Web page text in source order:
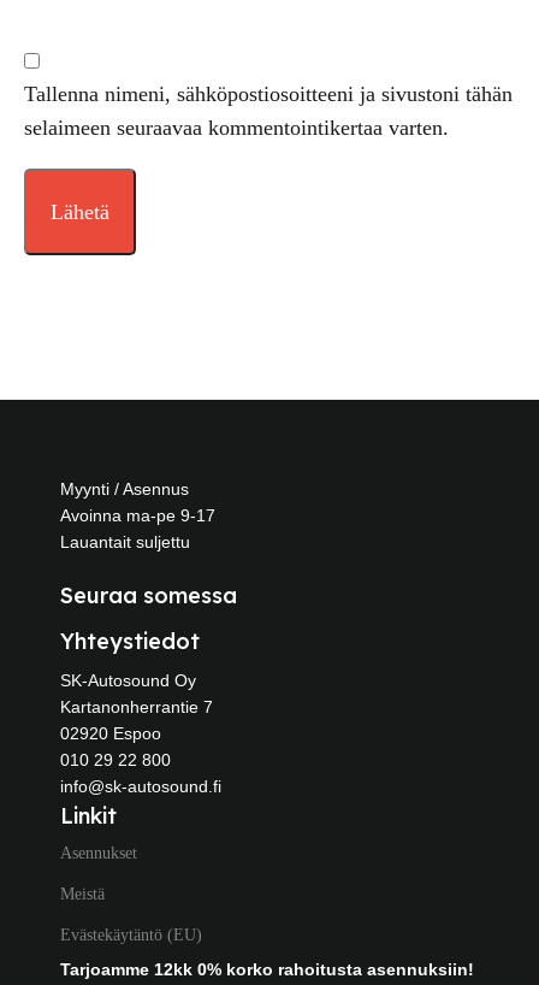
Tallenna nimeni, sähköpostiosoitteeni ja sivustoni tähän
selaimeen seuraavaa kommentointikertaa varten.
Myynti / Asennus
Avoinna ma-pe 9-17
Lauantait suljettu
Seuraa somessa
Yhteystiedot
SK-Autosound Oy
Kartanonherrantie 7
02920 Espoo
010 29 22 800
info@sk-autosound.fi
Linkit
Asennukset
Meistä
Evästekäytäntö (EU)
Tarjoamme 12kk 0% korko rahoitusta asennuksiin!